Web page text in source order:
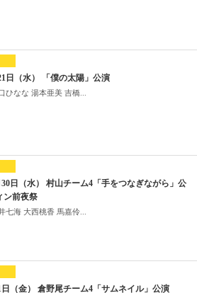
日（水） 「僕の太陽」公演
ひなな 湯本亜美 吉橋...
30日（水） 村山チーム4「手をつなぎながら」公
ン前夜祭
七海 大西桃香 馬嘉伶...
日（金） 倉野尾チーム4「サムネイル」公演